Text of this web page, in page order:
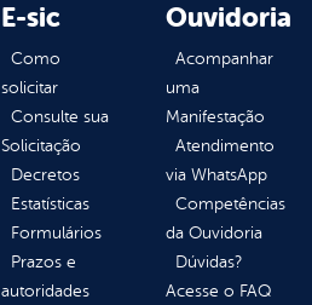
E-sic
Como
solicitar
Consulte sua
Solicitação
Decretos
Estatísticas
Formulários
Prazos e
autoridades
Ouvidoria
Acompanhar
uma
Manifestação
Atendimento
via WhatsApp
Competências
da Ouvidoria
Dúvidas?
Acesse o FAQ